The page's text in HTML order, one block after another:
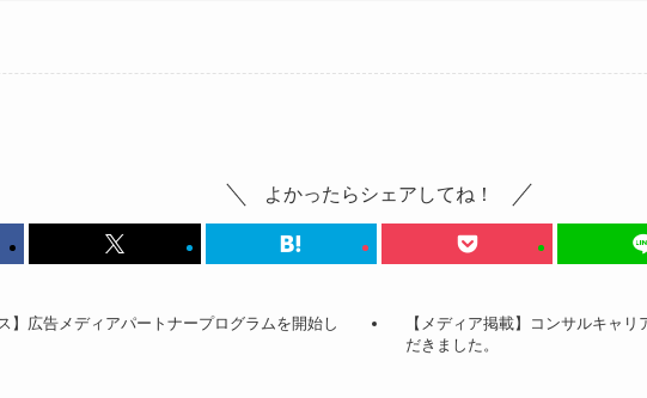
よかったらシェアしてね！
】広告メディアパートナープログラムを開始し
【メディア掲載】コンサルキャ
だきました。